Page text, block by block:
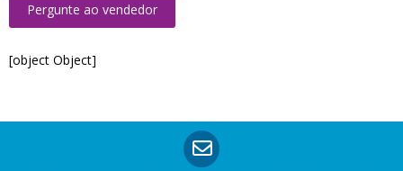
Pergunte ao vendedor
[object Object]